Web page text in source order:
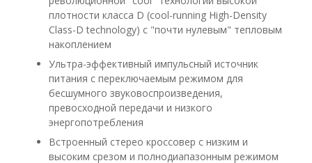
плотности класса D (cool-running High-Density
Class-D technology) c "почти нулевым" тепловым
накоплением
Ультра-эффективный импульсный источник
питания с переключаемым режимом для
бесшумного звуковоспроизведения,
превосходной передачи и низкого
энергопотребления
Встроенный стерео кроссовер с низким и
высоким срезом и полнодиапазонным режимом